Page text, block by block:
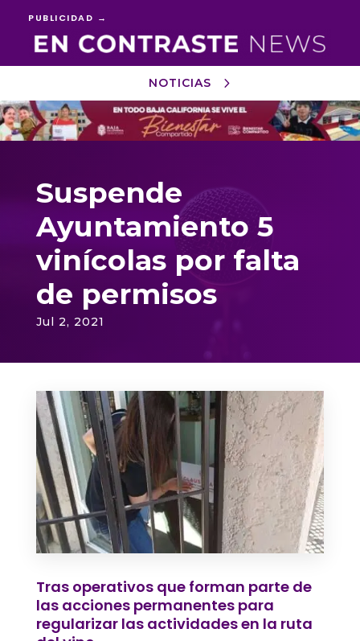
PUBLICIDAD →
NOTICIAS
Reproductor
de
vídeo
Suspende
Ayuntamiento 5
vinícolas por falta
de permisos
Jul 2, 2021
Tras operativos que forman parte de
las acciones permanentes para
regularizar las actividades en la ruta